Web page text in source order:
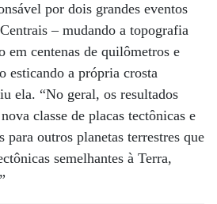
por dois grandes eventos
– mudando a topografia
em centenas de quilômetros e
esticando a própria crosta
ela. “No geral, os resultados
classe de placas tectônicas e
para outros planetas terrestres que
semelhantes à Terra,